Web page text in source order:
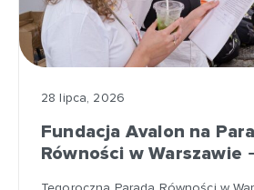
28 lipca, 2026
Fundacja Avalon na
Równości w Warszawie